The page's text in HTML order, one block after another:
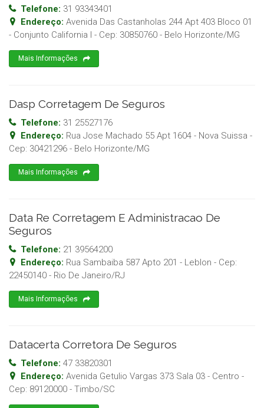
Telefone: 31 93343401
Endereço: Avenida Das Castanholas 244 Apt 403 Bloco 01
- Conjunto California I - Cep: 30850760 - Belo Horizonte/MG
Mais Informações
Dasp Corretagem De Seguros
Telefone: 31 25527176
Endereço: Rua Jose Machado 55 Apt 1604 - Nova Suissa -
Cep: 30421296 - Belo Horizonte/MG
Mais Informações
Data Re Corretagem E Administracao De
Seguros
Telefone: 21 39564200
Endereço: Rua Sambaiba 587 Apto 201 - Leblon - Cep:
22450140 - Rio De Janeiro/RJ
Mais Informações
Datacerta Corretora De Seguros
Telefone: 47 33820301
Endereço: Avenida Getulio Vargas 373 Sala 03 - Centro -
Cep: 89120000 - Timbo/SC